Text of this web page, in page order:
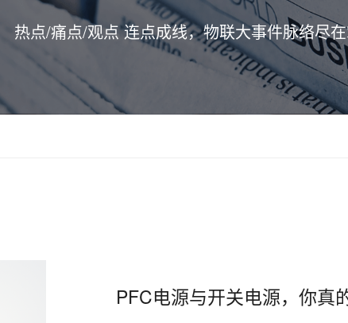
热点/痛点/观点 连点成线，物联大事件脉络尽
PFC电源与开关电源，你真